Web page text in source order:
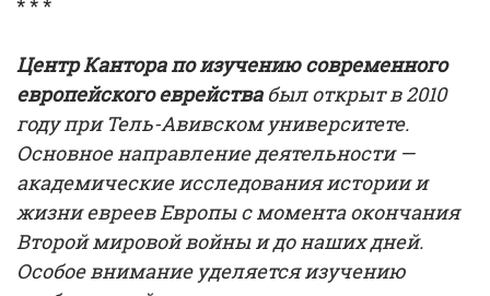
* * *
Центр Кантора по изучению современного
европейского еврействабыл открыт в 2010
году при Тель-Авивском университете.
Основное направление деятельности —
академические исследования истории и
жизни евреев Европы с момента окончания
Второй мировой войны и до наших дней.
Особое внимание уделяется изучению